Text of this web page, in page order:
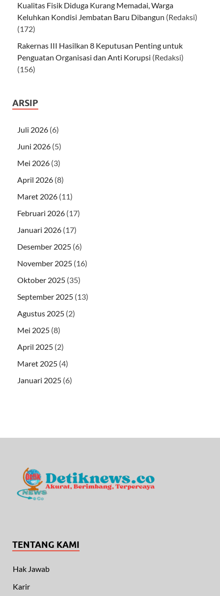
Kualitas Fisik Diduga Kurang Memadai, Warga
Keluhkan Kondisi Jembatan Baru Dibangun (Redaksi)
(172)
Rakernas III Hasilkan 8 Keputusan Penting untuk
Penguatan Organisasi dan Anti Korupsi (Redaksi)
(156)
ARSIP
Juli 2026 (6)
Juni 2026 (5)
Mei 2026 (3)
April 2026 (8)
Maret 2026 (11)
Februari 2026 (17)
Januari 2026 (17)
Desember 2025 (6)
November 2025 (16)
Oktober 2025 (35)
September 2025 (13)
Agustus 2025 (2)
Mei 2025 (8)
April 2025 (2)
Maret 2025 (4)
Januari 2025 (6)
TENTANG KAMI
Hak Jawab
Karir